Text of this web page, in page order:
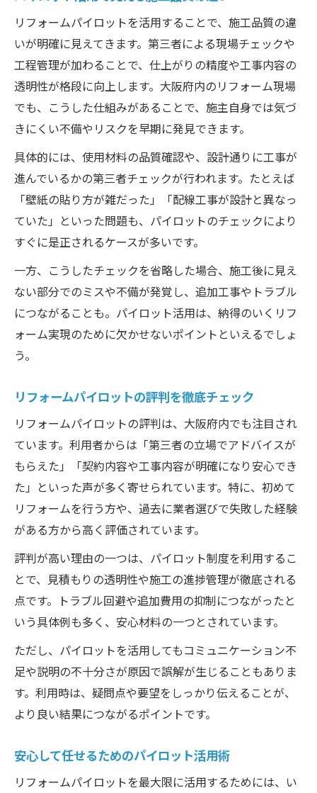
リフォームパイロットを活用することで、施工品質の違
いが明確に見えてきます。第三者による現場チェックや
工程管理が加わることで、仕上がりの精度や工事内容の
透明性が格段に向上します。大阪府内のリフォーム現場
でも、こうした仕組みがあることで、施主自身では気づ
きにくい不備やリスクを早期に発見できます。
具体的には、使用材料の品質確認や、設計通りに工事が
進んでいるかの第三者チェックが行われます。たとえば
「壁紙の貼り方が雑だった」「配線工事が設計と異なっ
ていた」といった問題も、パイロットのチェックにより
すぐに是正されるケースが多いです。
一方、こうしたチェックを省略した場合、施工後に見え
ない部分でのミスや不備が発覚し、追加工事やトラブル
につながることも。パイロット活用は、納得のいくリフ
ォーム実現のために欠かせないポイントといえるでしょ
う。
リフォームパイロットの評判を徹底チェック
リフォームパイロットの評判は、大阪府内でも注目され
ています。利用者からは「第三者の立場でアドバイスが
もらえた」「契約内容や工事内容が明確になり安心でき
た」といった声が多く寄せられています。特に、初めて
リフォームを行う方や、過去に業者選びで失敗した経験
がある方から高く評価されています。
評判が高い理由の一つは、パイロット制度を利用するこ
とで、見積もりの透明性や施工の進捗管理が徹底される
点です。トラブル回避や追加費用の抑制につながったと
いう具体例も多く、安心材料の一つとされています。
ただし、パイロットを活用してもコミュニケーション不
足や説明の不十分さが原因で誤解が生じることもありま
す。利用時は、疑問点や要望をしっかり伝えることが、
より良い結果につながるポイントです。
安心して任せるためのパイロット活用術
リフォームパイロットを最大限に活用するためには、い